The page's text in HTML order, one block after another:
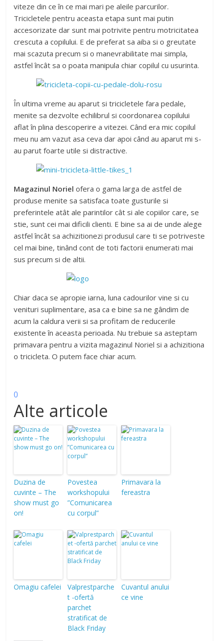
viteze din ce în ce mai mari pe aleile parcurilor.
Tricicletele pentru aceasta etapa sunt mai putin
accesorizate dar sunt mai potrivite pentru motricitatea
crescuta a copilului. E de preferat sa aiba si o greutate
mai scazuta precum si o manevrabilitate mai simpla,
astfel încât sa o poata manipula chiar copilul cu usurinta.
În ultima vreme au aparut si tricicletele fara pedale,
menite sa dezvolte echilibrul si coordonarea copilului
aflat în plina descoperire a vitezei. Când era mic copilul
meu nu am vazut asa ceva dar apoi când au aparut mi s-
au parut foarte utile si distractive.
Magazinul Noriel ofera o gama larga de astfel de
produse menite sa satisfaca toate gusturile si
preferintele atât ale parintilor cât si ale copiilor care, se
stie, sunt cei mai dificili clienti. E bine sa ai de unde alege
astfel încât sa achizitionezi produsul care ti se potriveste
cel mai bine, tinând cont de toti factorii enumerati mai
sus precum si de altii.
Chiar daca se apropie iarna, luna cadourilor vine si cu
venituri suplimentare, asa ca e bine sa ne gândim de
acum la caldura verii si sa profitam de reducerile
existente în aceasta perioada. Nu trebuie sa asteptam
primavara pentru a vizita magazinul Noriel si a achizitiona
o tricicleta. O putem face chiar acum.
0
Alte articole
Duzina de
cuvinte – The
show must go
on!
Povestea
workshopului
”Comunicarea
cu corpul”
Primavara la
fereastra
Omagiu cafelei
Valprestparche
t -ofertă
parchet
stratificat de
Black Friday
Cuvantul anului
ce vine